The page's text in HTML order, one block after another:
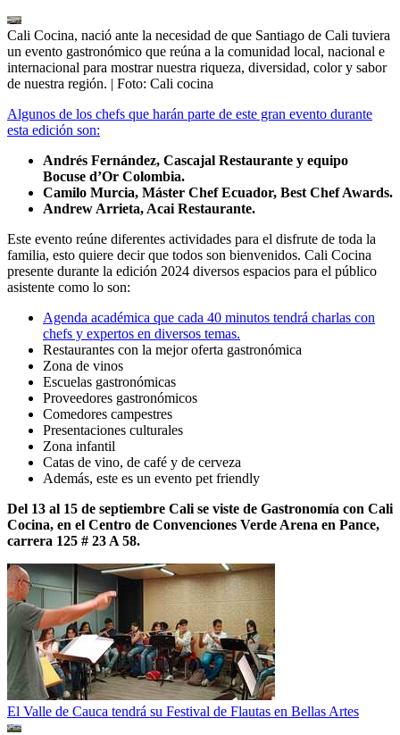
Cali Cocina, nació ante la necesidad de que Santiago de Cali tuviera
un evento gastronómico que reúna a la comunidad local, nacional e
internacional para mostrar nuestra riqueza, diversidad, color y sabor
de nuestra región. | Foto: Cali cocina
Algunos de los chefs que harán parte de este gran evento durante
esta edición son:
Andrés Fernández, Cascajal Restaurante y equipo
Bocuse d’Or Colombia.
Camilo Murcia, Máster Chef Ecuador, Best Chef Awards.
Andrew Arrieta, Acai Restaurante.
Este evento reúne diferentes actividades para el disfrute de toda la
familia, esto quiere decir que todos son bienvenidos. Cali Cocina
presente durante la edición 2024 diversos espacios para el público
asistente como lo son:
Agenda académica que cada 40 minutos tendrá charlas con
chefs y expertos en diversos temas.
Restaurantes con la mejor oferta gastronómica
Zona de vinos
Escuelas gastronómicas
Proveedores gastronómicos
Comedores campestres
Presentaciones culturales
Zona infantil
Catas de vino, de café y de cerveza
Además, este es un evento pet friendly
Del 13 al 15 de septiembre Cali se viste de Gastronomía con Cali
Cocina, en el Centro de Convenciones Verde Arena en Pance,
carrera 125 # 23 A 58.
El Valle de Cauca tendrá su Festival de Flautas en Bellas Artes